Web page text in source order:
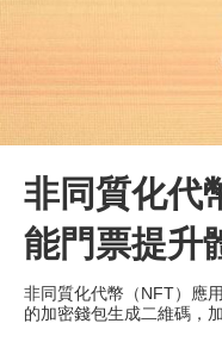
非同質化代
能門票提升
非同質化代幣（NFT）應
的加密錢包生成二維碼，